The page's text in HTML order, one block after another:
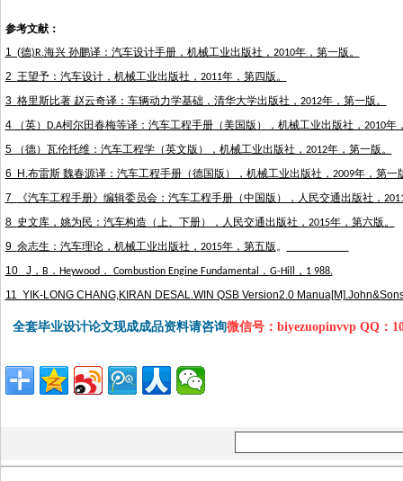
参考文献：
1 (德)R.海兴 孙鹏译：汽车设计手册，机械工业出版社， 2010年，第一版。
2 王望予：汽车设计，机械工业出版社， 2011年，第四版。
3 格里斯比著 赵云奇译：车辆动力学基础，清华大学出版社， 2012年，第一版。
4
（英） D.A柯尔田春梅等译：汽车工程手册（美国版），机械工业出版社， 2010年
5
（德）瓦伦托维：汽车工程学（英文版），机械工业出版社， 2012年，第一版。
6 H.布雷斯 魏春源译：汽车工程手册（德国版），机械工业出版社， 2009年，第一
7
《汽车工程手册》编辑委员会：汽车工程手册（中国版），人民交通出版社，
8 史文库，姚为民：汽车构造（上、下册），人民交通出版社， 2015年，第六版。
9 余志生：汽车理论，机械工业出版社， 2015年，第五版。
10 J， B ． Heywood ． Combustion Engine Fundamental ． G-Hill ， 1 988.
11 YIK-LONG CHANG,KIRAN DESAL.WIN QSB Version2.0
全套毕业设计论文现成成品资料请咨询微信号：biyezuopinvvp QQ